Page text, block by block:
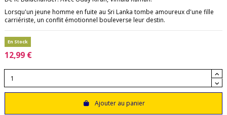
Lorsqu'un jeune homme en fuite au Sri Lanka tombe amoureux d'une fille
carriériste, un conflit émotionnel bouleverse leur destin.
En Stock
12,99 €
Ajouter au panier